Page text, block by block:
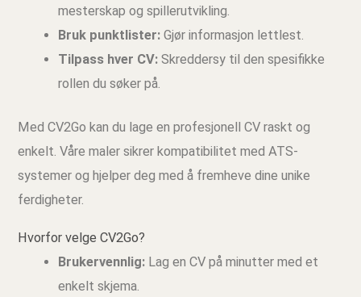
mesterskap og spillerutvikling.
Bruk punktlister:Gjør informasjon lettlest.
Tilpass hver CV:Skreddersy til den spesifikke
rollen du søker på.
Med CV2Go kan du lage en profesjonell CV raskt og
enkelt. Våre maler sikrer kompatibilitet med ATS-
systemer og hjelper deg med å fremheve dine unike
ferdigheter.
Hvorfor velge CV2Go?
Brukervennlig:Lag en CV på minutter med et
enkelt skjema.